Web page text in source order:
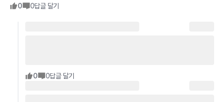
0 0답글 달기
0 0답글 달기